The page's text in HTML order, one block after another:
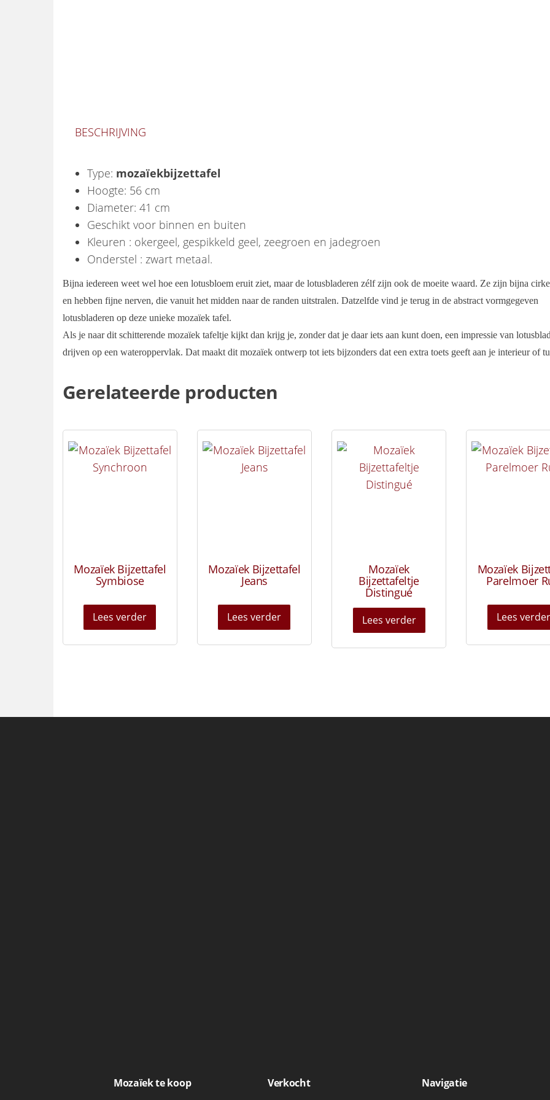
BESCHRIJVING
Type: mozaïekbijzettafel
Hoogte: 56 cm
Diameter: 41 cm
Geschikt voor binnen en buiten
Kleuren : okergeel, gespikkeld geel, zeegroen en jadegroen
Onderstel : zwart metaal.
Bijna iedereen weet wel hoe een lotusbloem eruit ziet, maar de lotusbladeren zélf zijn ook de moeite waard. Ze zijn bijna
en hebben fijne nerven, die vanuit het midden naar de randen uitstralen. Datzelfde vind je terug in de abstract vormgegeven
lotusbladeren op deze unieke mozaïek tafel.
Als je naar dit schitterende mozaïek tafeltje kijkt dan krijg je, zonder dat je daar iets aan kunt doen, een impressie van
drijven op een wateroppervlak. Dat maakt dit mozaïek ontwerp tot iets bijzonders dat een extra toets geeft aan je interieur of
Gerelateerde producten
Mozaïek Bijzettafel
Symbiose
Lees verder
Mozaïek Bijzettafel
Jeans
Lees verder
Mozaïek
Bijzettafeltje
Distingué
Lees verder
Mozaïek
Parelmoer
Lees verder
Mozaïek te koop Verkocht Navigatie